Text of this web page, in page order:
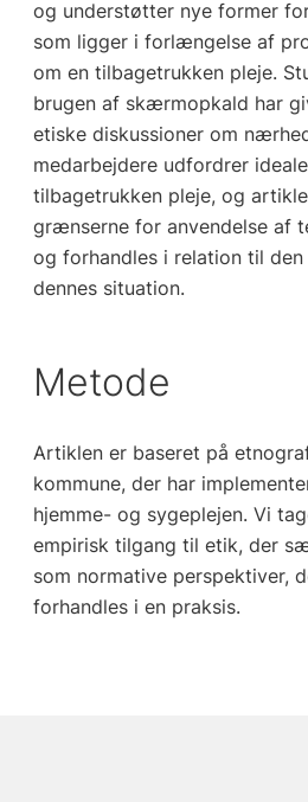
og understøtter nye former
som ligger i forlængelse af
om en tilbagetrukken pleje.
brugen af skærmopkald har
etiske diskussioner om
medarbejdere udfordrer
tilbagetrukken pleje, og
grænserne for anvendelse af
og forhandles i relation til
dennes situation.
Metode
Artiklen er baseret på
kommune, der har
hjemme- og sygeplejen. Vi
empirisk tilgang til etik, der
som normative perspektiver,
forhandles i en praksis.